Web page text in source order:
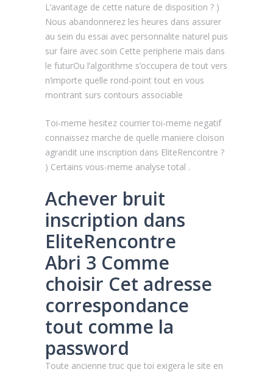
L’avantage de cette nature de disposition ? )
Nous abandonnerez les heures dans assurer
au sein du essai avec personnalite naturel puis
sur faire avec soin Cette peripherie mais dans
le futurOu l’algorithme s’occupera de tout vers
n’importe quelle rond-point tout en vous
montrant surs contours associable
Toi-meme hesitez courrier toi-meme negatif
connaissez marche de quelle maniere cloison
agrandit une inscription dans EliteRencontre ?
) Certains vous-meme analyse total .
Achever bruit
inscription dans
EliteRencontre
Abri 3 Comme
choisir Cet adresse
correspondance
tout comme la
password
Toute ancienne truc que toi exigera le site en